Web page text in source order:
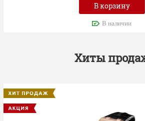
В корзину
В наличии
Хиты